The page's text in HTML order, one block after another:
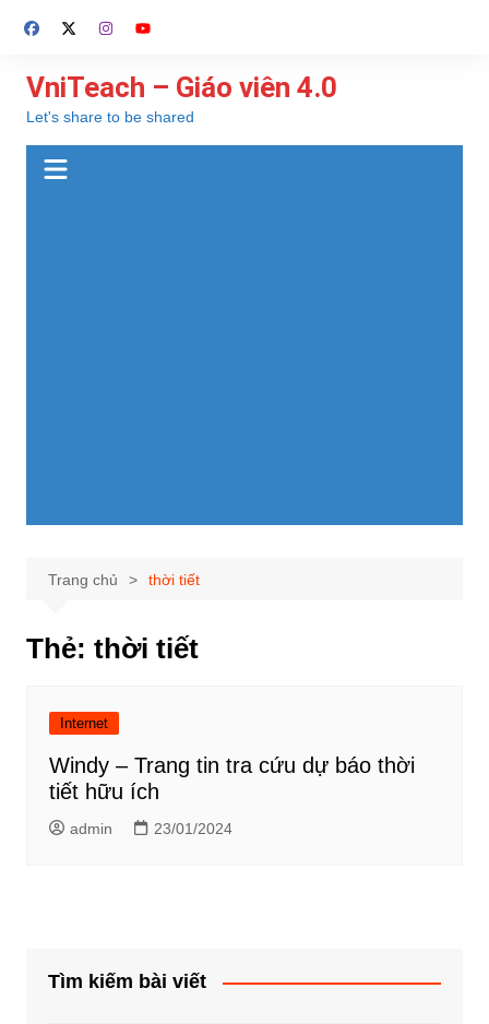
đến
dung
VniTeach – Giáo viên 4.0
Let's share to be shared
Trang chủ thời tiết
Thẻ: thời tiết
Internet
Windy – Trang tin tra cứu dự báo thời
tiết hữu ích
admin 23/01/2024
Tìm kiếm bài viết